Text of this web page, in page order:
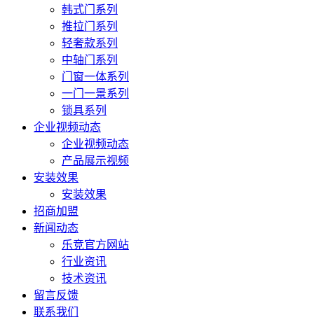
韩式门系列
推拉门系列
轻奢款系列
中轴门系列
门窗一体系列
一门一景系列
锁具系列
企业视频动态
企业视频动态
产品展示视频
安装效果
安装效果
招商加盟
新闻动态
乐竞官方网站
行业资讯
技术资讯
留言反馈
联系我们